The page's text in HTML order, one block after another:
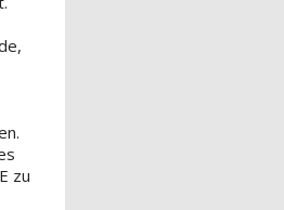
zu